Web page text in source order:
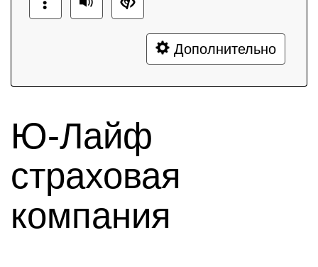
Дополнительно
Ю-Лайф
страховая
компания